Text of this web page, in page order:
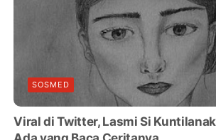
SOSMED
Viral di Twitter, Lasmi Si